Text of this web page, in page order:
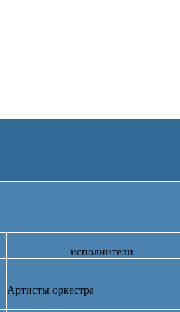
исполнители
Артисты оркестра